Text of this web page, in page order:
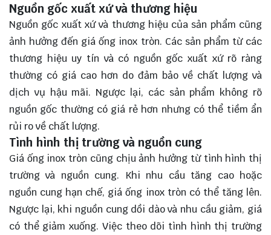
Nguồn gốc xuất xứ và thương hiệu
Nguồn gốc xuất xứ và thương hiệu của sản phẩm cũng
ảnh hưởng đến giá ống inox tròn. Các sản phẩm từ các
thương hiệu uy tín và có nguồn gốc xuất xứ rõ ràng
thường có giá cao hơn do đảm bảo về chất lượng và
dịch vụ hậu mãi. Ngược lại, các sản phẩm không rõ
nguồn gốc thường có giá rẻ hơn nhưng có thể tiềm ẩn
rủi ro về chất lượng.
Tình hình thị trường và nguồn cung
Giá ống inox tròn cũng chịu ảnh hưởng từ tình hình thị
trường và nguồn cung. Khi nhu cầu tăng cao hoặc
nguồn cung hạn chế, giá ống inox tròn có thể tăng lên.
Ngược lại, khi nguồn cung dồi dào và nhu cầu giảm, giá
có thể giảm xuống. Việc theo dõi tình hình thị trường